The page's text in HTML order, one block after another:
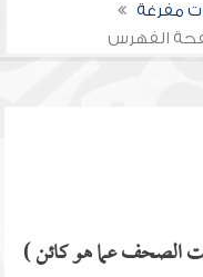
مفرغة
الفهرس
الصحف عما هو كائن )